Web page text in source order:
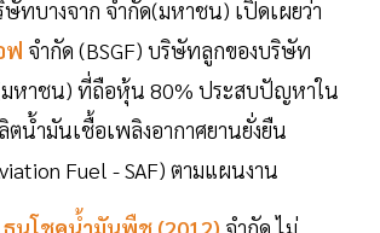
ทบางจาก จำกัด(มหาชน) เปิดเผยว่า
ฟ จำกัด (BSGF) บริษัทลูกของบริษัท
มหาชน) ที่ถือหุ้น 80% ประสบปัญหาใน
ตน้ำมันเชื้อเพลิงอากาศยานยั่งยืน
Fuel - SAF) ตามแผนงาน